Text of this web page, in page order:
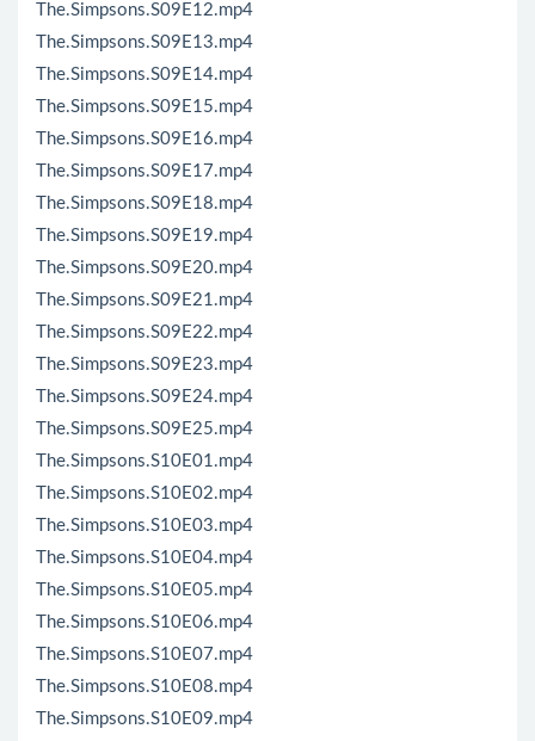
The.Simpsons.S09E12.mp4
The.Simpsons.S09E13.mp4
The.Simpsons.S09E14.mp4
The.Simpsons.S09E15.mp4
The.Simpsons.S09E16.mp4
The.Simpsons.S09E17.mp4
The.Simpsons.S09E18.mp4
The.Simpsons.S09E19.mp4
The.Simpsons.S09E20.mp4
The.Simpsons.S09E21.mp4
The.Simpsons.S09E22.mp4
The.Simpsons.S09E23.mp4
The.Simpsons.S09E24.mp4
The.Simpsons.S09E25.mp4
The.Simpsons.S10E01.mp4
The.Simpsons.S10E02.mp4
The.Simpsons.S10E03.mp4
The.Simpsons.S10E04.mp4
The.Simpsons.S10E05.mp4
The.Simpsons.S10E06.mp4
The.Simpsons.S10E07.mp4
The.Simpsons.S10E08.mp4
The.Simpsons.S10E09.mp4